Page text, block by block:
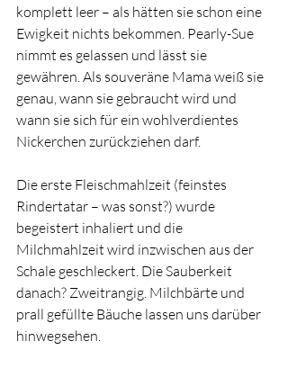
komplett leer – als hätten sie schon eine
Ewigkeit nichts bekommen. Pearly-Sue
nimmt es gelassen und lässt sie
gewähren. Als souveräne Mama weiß sie
genau, wann sie gebraucht wird und
wann sie sich für ein wohlverdientes
Nickerchen zurückziehen darf.
Die erste Fleischmahlzeit (feinstes
Rindertatar – was sonst?) wurde
begeistert inhaliert und die
Milchmahlzeit wird inzwischen aus der
Schale geschleckert. Die Sauberkeit
danach? Zweitrangig. Milchbärte und
prall gefüllte Bäuche lassen uns darüber
hinwegsehen.